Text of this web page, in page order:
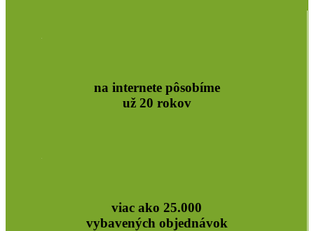
na internete pôsobíme
už 20 rokov
viac ako 25.000
vybavených objednávok